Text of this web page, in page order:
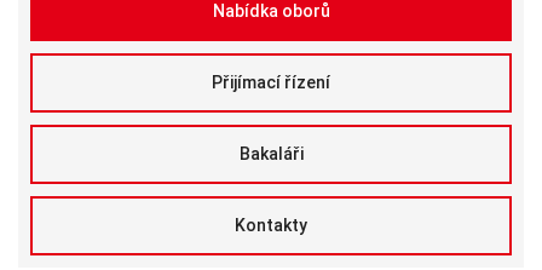
Nabídka oborů
Přijímací řízení
Bakaláři
Kontakty
Statistiky
mohli
funkčnost a
stránek na
základě
stránky